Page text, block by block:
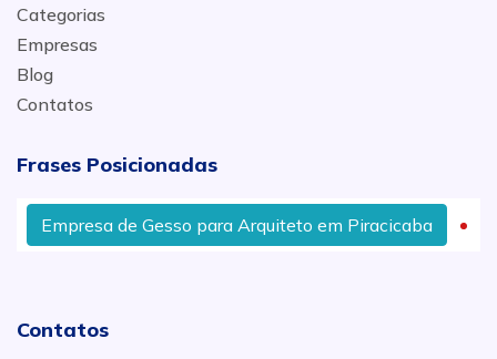
Categorias
Empresas
Blog
Contatos
Frases Posicionadas
Empresa de Gesso para Arquiteto em Piracicaba
Contatos